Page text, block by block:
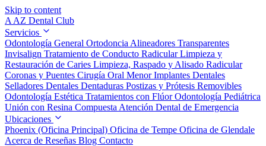
Skip to content
A AZ Dental Club
Servicios
Odontología General Ortodoncia Alineadores Transparentes
Invisalign Tratamiento de Conducto RadicularLimpieza y
Restauración de Caries Limpieza, Raspado y Alisado Radicular
Coronas y Puentes Cirugía Oral MenorImplantes Dentales
Selladores Dentales Dentaduras Postizas y Prótesis Removibles
Odontología Estética Tratamientos con FlúorOdontología Pediátrica
Unión con Resina Compuesta Atención Dental de Emergencia
Ubicaciones
Phoenix (Oficina Principal) Oficina de Tempe Oficina de Glendale
Acerca de Reseñas Blog Contacto